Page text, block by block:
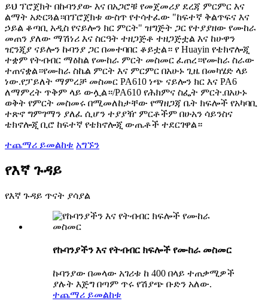
ይህ ፕሮጀክት በኩባንያው እና በአጋሮቹ የመጀመሪያ ደረጃ ምርምር እና
ልማት አድርጓል።በፕሮጀክቱ ውስጥ የተሳተፈው "ከፍተኛ ቅልጥፍና እና
ኃይል ቆጣቢ አዲስ የናይሎን ክር ምርት" ዝግጅት ጋር የተያያዘው የሙከራ
መጠን ያለው ማሽነሪ እና ስርዓት ተዘጋጅቶ ተዘጋጅቷል እና ከሁዋን
ዢንጂያ ናይሎን ኩባንያ ጋር በመተባበር ቆይቷል። የ Huayin የቴክኖሎጂ
ተቋም የትብብር ማዕከል የሙከራ ምርት መስመር ፈጠረ።የሙከራ ስራው
ተጠናቋል።የሙከራ ስኬል ምርት እና ምርምር በአሁኑ ጊዜ በመካሄድ ላይ
ነው.የፓይለት ማምረቻ መስመር PA610 ነጭ ናይሎን ክር እና PA6
ለማምረት ጥቅም ላይ ውሏል።/PA610 የሕክምና ስፌት ምርት.በአሁኑ
ወቅት የምርት መስመሩ በሚመለከታቸው የማዘጋጃ ቤት ክፍሎች የአካባቢ
ተጽኖ ግምገማን ያለፈ ሲሆን ተያያዥ ምርቶችም በሁአን ሳይንስና
ቴክኖሎጂ ቢሮ ከፍተኛ የቴክኖሎጂ ውጤቶች ተደርገዋል።
ተጨማሪ ይመልከቱ አግኙን
የእኛ ጉዳይ
የእኛ ጉዳይ ጥናት ያሳያል
የኩባንያችን እና የትብብር ክፍሎች የሙከራ መስመር
ኩባንያው በመላው አገሪቱ ከ 400 በላይ ተጠቃሚዎች
ያሉት እጅግ በጣም ጥሩ የሽያጭ ቡድን አለው.
ተጨማሪ ይመልከቱ